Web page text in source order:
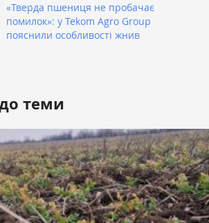
«Тверда пшениця не пробачає
помилок»: у Tekom Agro Group
пояснили особливості жнив
теми